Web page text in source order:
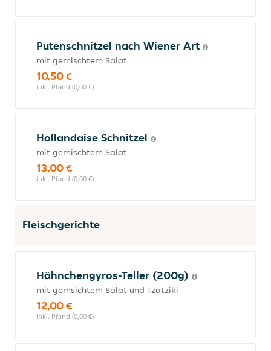
Putenschnitzel nach Wiener Art
mit gemischtem Salat
10,50 €
inkl. Pfand (0,00 €)
Hollandaise Schnitzel
mit gemischtem Salat
13,00 €
inkl. Pfand (0,00 €)
Fleischgerichte
Hähnchengyros-Teller (200g)
mit gemsichtem Salat und Tzatziki
12,00 €
inkl. Pfand (0,00 €)